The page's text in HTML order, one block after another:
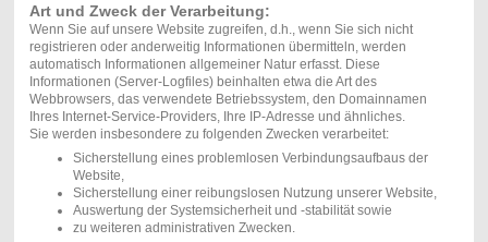
Art und Zweck der Verarbeitung:
Wenn Sie auf unsere Website zugreifen, d.h., wenn Sie sich nicht
registrieren oder anderweitig Informationen übermitteln, werden
automatisch Informationen allgemeiner Natur erfasst. Diese
Informationen (Server-Logfiles) beinhalten etwa die Art des
Webbrowsers, das verwendete Betriebssystem, den Domainnamen
Ihres Internet-Service-Providers, Ihre IP-Adresse und ähnliches.
Sie werden insbesondere zu folgenden Zwecken verarbeitet:
Sicherstellung eines problemlosen Verbindungsaufbaus der
Website,
Sicherstellung einer reibungslosen Nutzung unserer Website,
Auswertung der Systemsicherheit und -stabilität sowie
zu weiteren administrativen Zwecken.